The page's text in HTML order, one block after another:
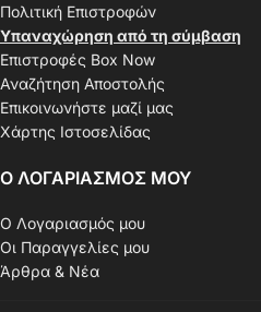
Πολιτική Επιστροφών
Υπαναχώρηση από τη σύμβαση
Επιστροφές Box Now
Αναζήτηση Αποστολής
Επικοινωνήστε μαζί μας
Χάρτης Ιστοσελίδας
Ο ΛΟΓΑΡΙΑΣΜΟΣ ΜΟΥ
Ο Λογαριασμός μου
Οι Παραγγελίες μου
Άρθρα & Νέα